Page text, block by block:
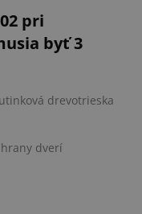
pri
byť 3
drevotrieska
dverí